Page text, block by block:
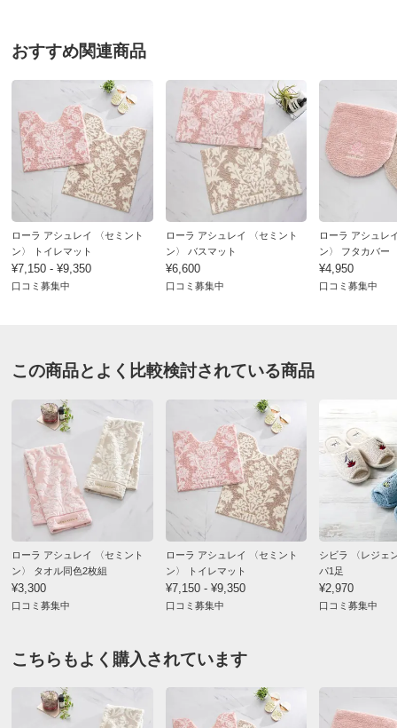
■色：（ア）ベージュ（イ）ピンク
■適応サイズ：23～25cm
■毛足：約1mm
■素材：表…綿100％、裏…ポリエステルスエード
■中国製
■洗濯機で丸洗いができます。（ネット使用）※乾燥機・
ドラム式洗濯機不可。
Manufactured by Uchino Co.,Ltd. under license from Laura
Ashley Brands.
ディノスのサイズ
2代目のスリッパですが、前よりふかふかで作りがしっ
2026/07/31
すべての口コミを見る
おすすめ関連商品
ローラ アシュレイ 〈セミント
ン〉 トイレマット
¥7,150 - ¥9,350
口コミ募集中
ローラ アシュレイ 〈セミント
ン〉 バスマット
¥6,600
口コミ募集中
ローラ アシュレ
ン〉 フタカバー
¥4,950
口コミ募集中
この商品とよく比較検討されている商品
ローラ アシュレイ 〈セミント
ン〉 タオル同色2枚組
¥3,300
口コミ募集中
ローラ アシュレイ 〈セミント
ン〉 トイレマット
¥7,150 - ¥9,350
口コミ募集中
シビラ 〈レジェ
パ1足
¥2,970
口コミ募集中
こちらもよく購入されています